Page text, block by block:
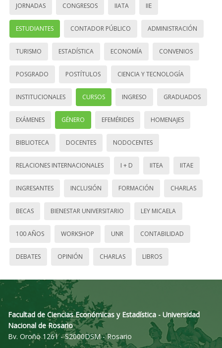
JORNADAS CONGRESOS IIATA IIE
ESTUDIANTES CONTADOR PÚBLICO ADMINISTRACIÓN
TURISMO ESTADÍSTICA ECONOMÍA CONVENIOS
POSGRADO POSTÍTULOS CIENCIA Y TECNOLOGÍA
INSTITUCIONALES CURSOS INGRESO GRADUADOS
EXÁMENES GÉNERO EFEMÉRIDES HOMENAJES
BIBLIOTECA DOCENTES NODOCENTES
RELACIONES INTERNACIONALES I + D IITEA IITAE
INGRESANTES INCLUSIÓN FORMACIÓN CHARLAS
BECAS BIENESTAR UNIVERSITARIO LEY MICAELA
100 AÑOS WORKSHOP UNR CONTABILIDAD
DEBATES OPINIÓN CHARLAS LIBROS
Facultad de Ciencias Económicas y Estadística - Universidad
Nacional de Rosario
Bv. Oroño 1261 - S2000DSM - Rosario